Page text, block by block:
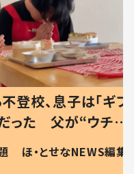
は「ギフ
“ウチ給
とは #令
NEWS編集部
ひ孫に
が、抱
に「涙
方ない」